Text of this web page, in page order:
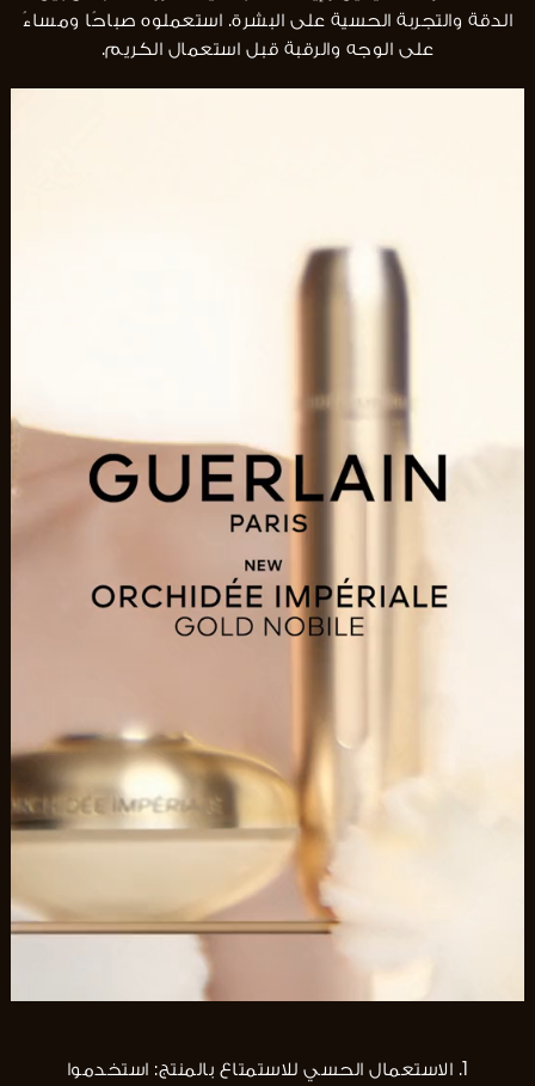
الدقة والتجربة الحسية على البشرة. استعملوه صباحًا ومساءً
على الوجه والرقبة قبل استعمال الكريم.
1. الاستعمال الحسي للاستمتاع بالمنتج: استخدموا